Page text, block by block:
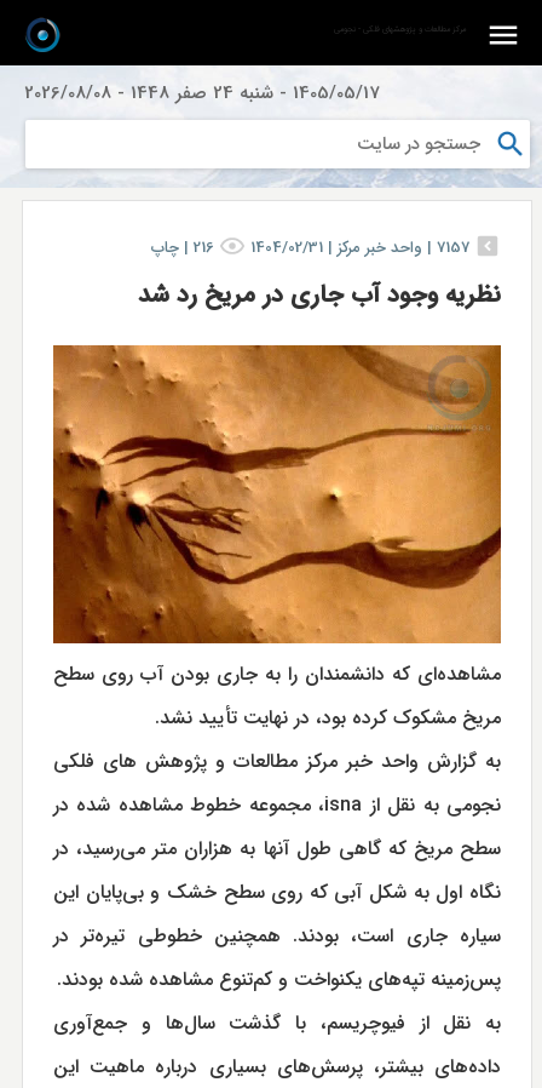
1405/05/17
- شنبه 24 صفر 1448 -
2026/08/08
مرکز مطالعات و پژوهشهای فلکی - نجومی
7157
| واحد خبر مركز | 1404/02/31
216
| چاپ
نظریه وجود آب جاری در مریخ رد شد
مشاهده‌ای که دانشمندان را به جاری بودن آب روی سطح
مریخ مشکوک کرده بود، در نهایت تأیید نشد.
به گزارش واحد خبر مرکز مطالعات و پژوهش های فلکی
نجومی به نقل از isna، مجموعه خطوط مشاهده شده در
سطح مریخ که گاهی طول آنها به هزاران متر می‌رسید، در
نگاه اول به شکل آبی که روی سطح خشک و بی‌پایان این
سیاره جاری است، بودند. همچنین خطوطی تیره‌تر در
پس‌زمینه‌ تپه‌های یکنواخت و کم‌تنوع مشاهده شده بودند.
به نقل از فیوچریسم، با گذشت سال‌ها و جمع‌آوری
داده‌های بیشتر، پرسش‌های بسیاری درباره ماهیت این